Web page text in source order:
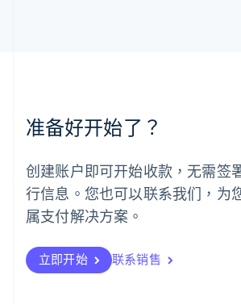
准备好开始了？
创建账户即可开始收款，无需签
行信息。您也可以联系我们，为
属支付解决方案。
立即开始 联系销售
English
葡萄牙
日本
日本語English
瑞典
SvenskaEnglish
Deutsch FrançaisItaliano English
塞浦路斯